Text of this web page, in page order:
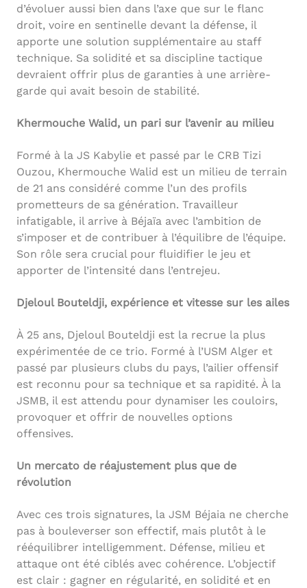
d’évoluer aussi bien dans l’axe que sur le flanc
droit, voire en sentinelle devant la défense, il
apporte une solution supplémentaire au staff
technique. Sa solidité et sa discipline tactique
devraient offrir plus de garanties à une arrière-
garde qui avait besoin de stabilité.
Khermouche Walid, un pari sur l’avenir au milieu
Formé à la JS Kabylie et passé par le CRB Tizi
Ouzou, Khermouche Walid est un milieu de terrain
de 21 ans considéré comme l’un des profils
prometteurs de sa génération. Travailleur
infatigable, il arrive à Béjaïa avec l’ambition de
s’imposer et de contribuer à l’équilibre de l’équipe.
Son rôle sera crucial pour fluidifier le jeu et
apporter de l’intensité dans l’entrejeu.
Djeloul Bouteldji, expérience et vitesse sur les ailes
À 25 ans, Djeloul Bouteldji est la recrue la plus
expérimentée de ce trio. Formé à l’USM Alger et
passé par plusieurs clubs du pays, l’ailier offensif
est reconnu pour sa technique et sa rapidité. À la
JSMB, il est attendu pour dynamiser les couloirs,
provoquer et offrir de nouvelles options
offensives.
Un mercato de réajustement plus que de
révolution
Avec ces trois signatures, la JSM Béjaia ne cherche
pas à bouleverser son effectif, mais plutôt à le
rééquilibrer intelligemment. Défense, milieu et
attaque ont été ciblés avec cohérence. L’objectif
est clair : gagner en régularité, en solidité et en